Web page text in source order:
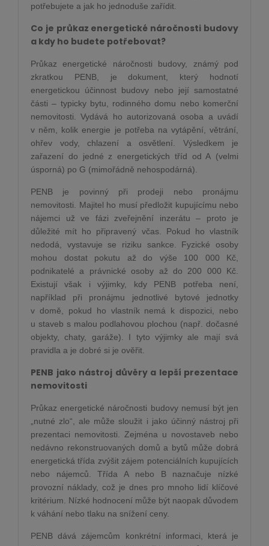
potřebujete a jak ho jednoduše zařídit.
Co je průkaz energetické náročnosti budovy
a kdy ho budete potřebovat?
Průkaz energetické náročnosti budovy, známý pod
zkratkou PENB, je dokument, který hodnotí
energetickou účinnost budovy nebo její samostatné
části – typicky bytu, rodinného domu nebo komerční
nemovitosti. Vydává ho autorizovaná osoba a uvádí
v něm, kolik energie je potřeba na vytápění, větrání,
ohřev vody, chlazení a osvětlení. Výsledkem je
zařazení do jedné z energetických tříd od A (velmi
úsporná) po G (mimořádně nehospodárná).
PENB je povinný při prodeji nebo pronájmu
nemovitosti. Majitel ho musí předložit kupujícímu nebo
nájemci už ve fázi zveřejnění inzerátu – proto je
důležité mít ho připravený včas. Pokud ho vlastník
nedodá, vystavuje se riziku sankce. Fyzické osoby
mohou dostat pokutu až do výše 100 000 Kč,
podnikatelé a právnické osoby až do 200 000 Kč.
Existují však i výjimky, kdy PENB potřeba není,
například při pronájmu jednotlivé bytové jednotky
v domě, pokud ho vlastník nemá k dispozici, nebo
u staveb s malou podlahovou plochou (např. dočasné
objekty, chaty, garáže). I tyto výjimky ale mají svá
pravidla a je dobré si je ověřit.
PENB jako nástroj důvěry a lepší prezentace
nemovitosti
Průkaz energetické náročnosti budovy nemusí být jen
„nutné zlo“, ale může sloužit i jako účinný nástroj při
prezentaci nemovitosti. Zejména u novostaveb nebo
nedávno rekonstruovaných domů a bytů může dobrá
energetická třída zvýšit zájem potenciálních kupujících
nebo nájemců. Třída A nebo B naznačuje nízké
provozní náklady, což je dnes pro mnoho lidí klíčové
kritérium. Nízké hodnocení může být naopak důvodem
k váhání nebo tlaku na snížení ceny.
PENB dává zájemcům konkrétní informaci, která je